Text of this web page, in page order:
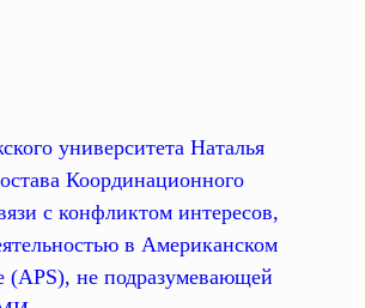
университета Наталья
Координационного
с конфликтом интересов,
в Американском
(APS), не подразумевающей